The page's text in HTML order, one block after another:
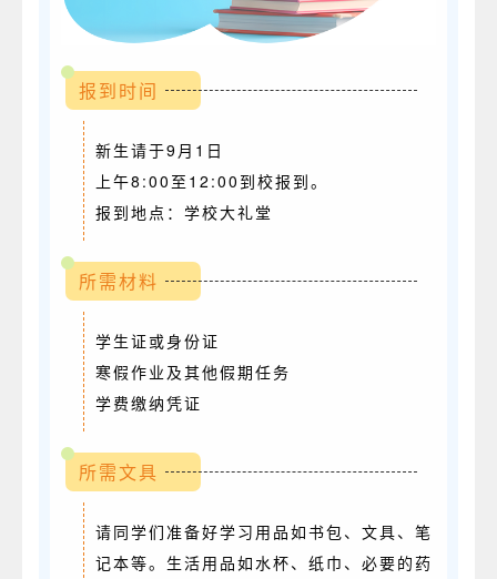
报到时间
新生请于9月1日
上午8:00至12:00到校报到。
报到地点：学校大礼堂
所需材料
学生证或身份证
寒假作业及其他假期任务
学费缴纳凭证
所需文具
请同学们准备好学习用品如书包、文具、笔
记本等。生活用品如水杯、纸巾、必要的药